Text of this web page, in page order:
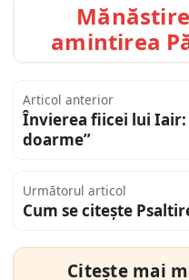
amintirea
Articol anterior
Învierea fiicei lui Iair:
doarme”
Următorul articol
Cum se citește
Citește mai